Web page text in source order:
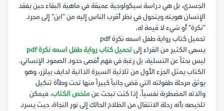
الجسدي، بل هي دراسة سيكولوجية عميقة في ماهية البقاء حين يفقد
الإنسان هويته ويتحول في نظر أقرب الناس إليه من "ابن" إلى مجرد
"نكرة" أو شيء لا قيمة له.
تحميل كتاب رواية طفل اسمه نكرة pdf
يسعى الكثير من القراء إلىتحميل كتاب رواية طفل اسمه نكرة pdf
ليس بحثاً عن التسلية، بل رغبة في فهم أقصى حدود الصمود الإنساني.
الكتاب يمثل الجزء الأول من ثلاثية السيرة الذاتية لدايف بيلزر، وهو
يوثق مرحلة طفولته التي قضى جانباً كبيراً منها تحت وطأة تنكيل
والدته المضطربة نفسياً. إذا كنت تبحث عنملخص الكتاب، فيمكن
تلخيصه بأنه رحلة الانتقال من الظلام الحالك إلى نور النجاة، حيث يسرد